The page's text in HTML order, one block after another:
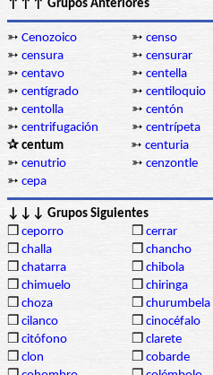
↑↑↑ Grupos Anteriores
➳ Cenozoico ➳ censo
➳ censura ➳ censurar
➳ centavo ➳ centella
➳ centígrado ➳ centiloquio
➳ centolla ➳ centón
➳ centrifugación ➳ centrípeta
✰ centum
➳ centuria
➳ cenutrio ➳ cenzontle
➳ cepa
↓↓↓ Grupos Siguientes
❒ ceporro ❒ cerrar
❒ challa ❒ chancho
❒ chatarra ❒ chibola
❒ chimuelo ❒ chiringa
❒ choza ❒ churumbela
❒ cilanco ❒ cinocéfalo
❒ citófono ❒ clarete
❒ clon ❒ cobarde